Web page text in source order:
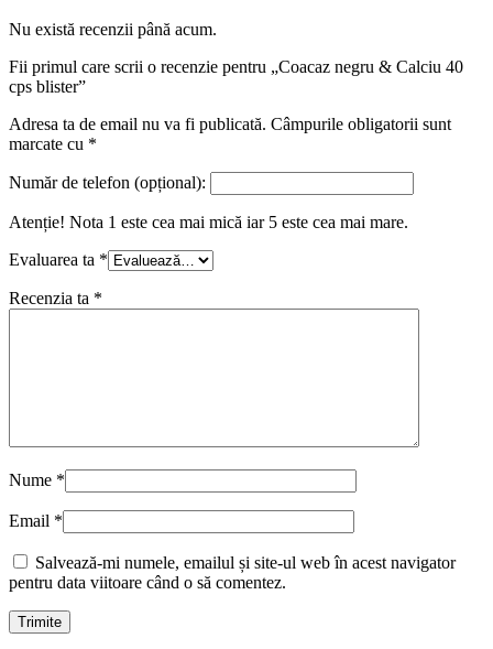
Nu există recenzii până acum.
Fii primul care scrii o recenzie pentru „Coacaz negru & Calciu 40
cps blister”
Adresa ta de email nu va fi publicată. Câmpurile obligatorii sunt
marcate cu *
Număr de telefon (opțional):
Atenție! Nota 1 este cea mai mică iar 5 este cea mai mare.
Evaluarea ta *
Recenzia ta *
Nume *
Email *
Salvează-mi numele, emailul și site-ul web în acest navigator
pentru data viitoare când o să comentez.